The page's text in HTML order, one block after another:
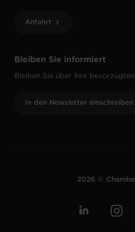
Bleiben Sie informiert
Bleiben Sie über Ihre
In den Newsletter einschreiben
Anfahrt
2026 ©